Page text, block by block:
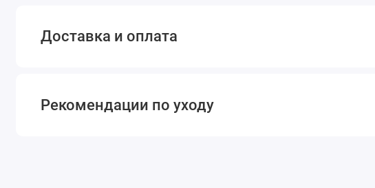
Доставка и оплата
Рекомендации по уходу